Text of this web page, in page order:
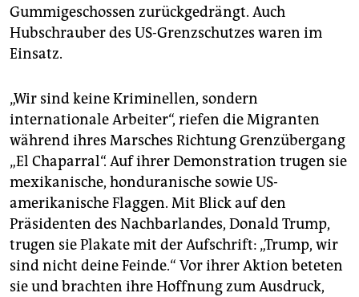
Gummigeschossen zurückgedrängt. Auch
Hubschrauber des US-Grenzschutzes waren im
Einsatz.
„Wir sind keine Kriminellen, sondern
internationale Arbeiter“, riefen die Migranten
während ihres Marsches Richtung Grenzübergang
„El Chaparral“. Auf ihrer Demonstration trugen sie
mexikanische, honduranische sowie US-
amerikanische Flaggen. Mit Blick auf den
Präsidenten des Nachbarlandes, Donald Trump,
trugen sie Plakate mit der Aufschrift: „Trump, wir
sind nicht deine Feinde.“ Vor ihrer Aktion beteten
sie und brachten ihre Hoffnung zum Ausdruck,